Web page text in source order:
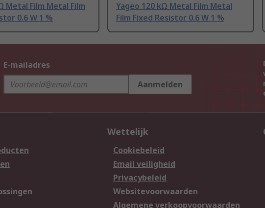
Metal Film Metal Film
0.6 W 1 %
Yageo 120 kΩ Metal Film Metal
Film Fixed Resistor 0.6 W 1 %
E-mailadres
Aanmelden
Wettelijk
Cookiebeleid
Email veiligheid
Privacybeleid
Websitevoorwaarden
Algemene verkoopvoorwaarden